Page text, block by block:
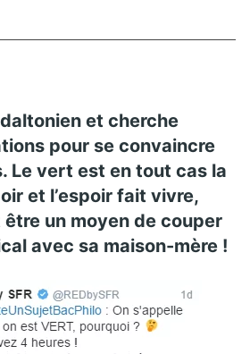
daltonien et cherche
pour se convaincre
Le vert est en tout cas la
et l’espoir fait vivre,
être un moyen de couper
avec sa maison-mère !